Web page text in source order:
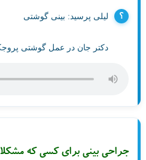
لیلی پرسید: بینی گوشتی
دکتر جان در عمل گوشتی
جراحی بینی برای کسی که